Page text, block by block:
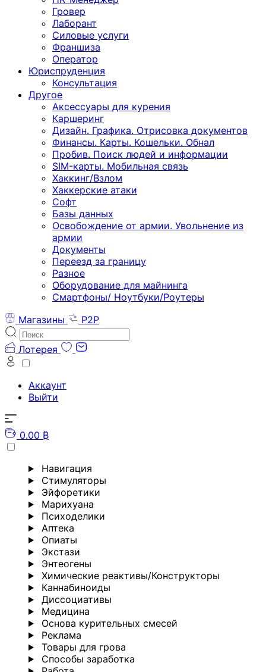
Гровер
Лаборант
Силовые услуги
Франшиза
Оператор
Юриспруденция
Консультация
Другoе
Аксессуары для курения
Каршеринг
Дизайн. Графика. Отрисовка документов
Финансы. Карты. Кошельки. Обнал
Пробив. Поиск людей и информации
SIM-карты. Мобильная связь
Хаккинг/Взлом
Хаккерские атаки
Софт
Базы данных
Освобождение от армии. Увольнение из
армии
Документы
Переезд за границу
Разное
Оборудование для майнинга
Смартфоны/ Ноутбуки/Роутеры
Магазины
P2P
Лотерея
Аккаунт
Выйти
0.00 ₿
Навигация
Стимуляторы
Эйфоретики
Марихуана
Психоделики
Аптека
Опиаты
Экстази
Энтеогены
Химические реактивы/Конструкторы
Каннабиноиды
Диссоциативы
Медицина
Основа курительных смесей
Реклама
Товары для грова
Способы заработка